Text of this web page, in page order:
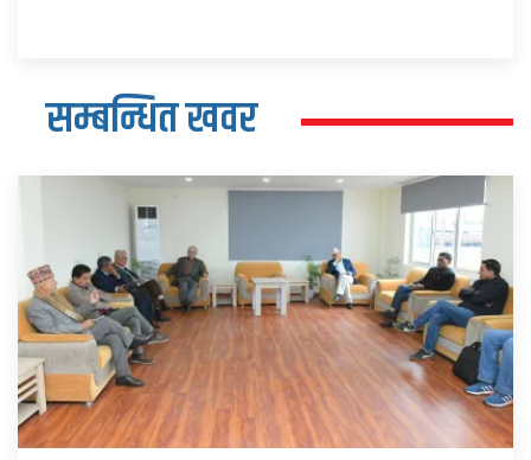
सम्बन्धित खवर